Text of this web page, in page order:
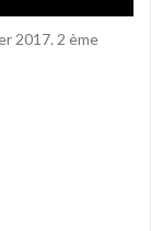
2017. 2 ème